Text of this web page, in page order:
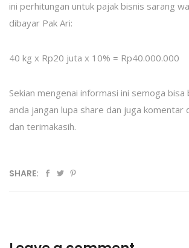
ini perhitungan untuk pajak bisnis sarang
dibayar Pak Ari:
40 kg x Rp20 juta x 10% = Rp40.000.000
Sekian mengenai informasi ini semoga
anda jangan lupa share dan juga komentar
dan terimakasih.
SHARE: